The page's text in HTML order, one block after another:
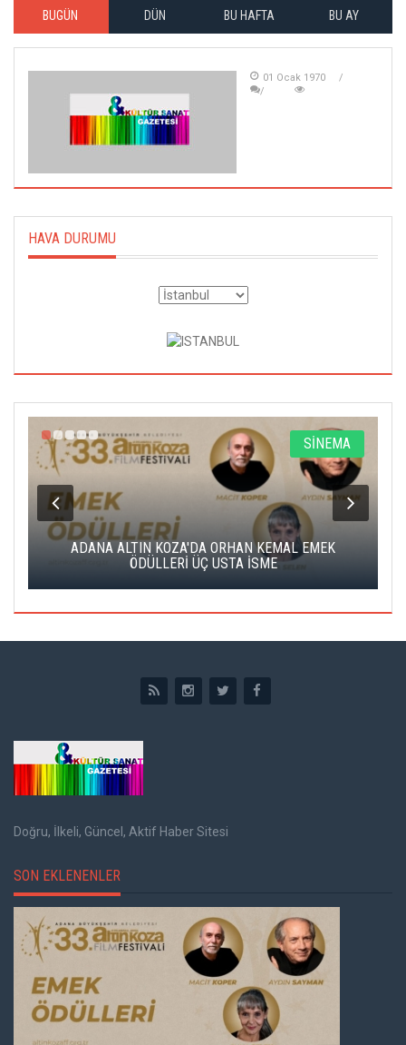
BUGÜN DÜN BU HAFTA BU AY
01 Ocak 1970
HAVA DURUMU
SİNEMA
ADANA ALTIN KOZA'DA ORHAN KEMAL EMEK
ÖDÜLLERİ ÜÇ USTA İSME
Doğru, İlkeli, Güncel, Aktif Haber Sitesi
SON EKLENENLER